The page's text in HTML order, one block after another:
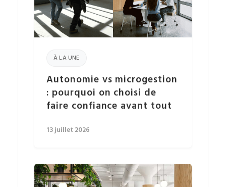
À LA UNE
Autonomie vs microgestion
: pourquoi on choisi de
faire confiance avant tout
13 juillet 2026